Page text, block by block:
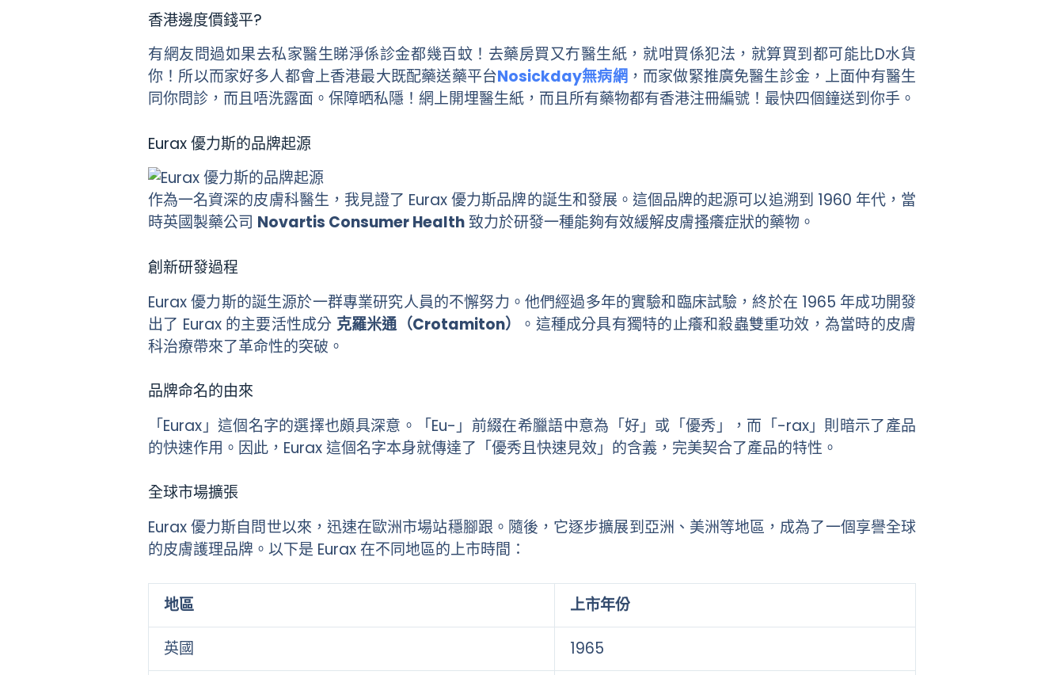
香港邊度價錢平?
有網友問過如果去私家醫生睇淨係診金都幾百蚊！去藥房買又冇醫生紙，就咁買係犯法，就算買到都可能比D水貨
你！所以而家好多人都會上香港最大既配藥送藥平台Nosickday無病網 ，而家做緊推廣免醫生診金，上面仲有醫生
同你問診，而且唔洗露面。保障晒私隱！網上開埋醫生紙，而且所有藥物都有香港注冊編號！最快四個鐘送到你手。
Eurax 優力斯的品牌起源
作為一名資深的皮膚科醫生，我見證了 Eurax 優力斯品牌的誕生和發展。這個品牌的起源可以追溯到 1960 年代，當
時英國製藥公司 Novartis Consumer Health致力於研發一種能夠有效緩解皮膚搔癢症狀的藥物。
創新研發過程
Eurax 優力斯的誕生源於一群專業研究人員的不懈努力。他們經過多年的實驗和臨床試驗，終於在 1965 年成功開發
出了 Eurax 的主要活性成分 克羅米通（Crotamiton）
。這種成分具有獨特的止癢和殺蟲雙重功效，為當時的皮膚
科治療帶來了革命性的突破。
品牌命名的由來
「Eurax」這個名字的選擇也頗具深意。「Eu-」前綴在希臘語中意為「好」或「優秀」，而「-rax」則暗示了產品
的快速作用。因此，Eurax 這個名字本身就傳達了「優秀且快速見效」的含義，完美契合了產品的特性。
全球市場擴張
Eurax 優力斯自問世以來，迅速在歐洲市場站穩腳跟。隨後，它逐步擴展到亞洲、美洲等地區，成為了一個享譽全球
的皮膚護理品牌。以下是 Eurax 在不同地區的上市時間：
地區 上市年份
英國 1965